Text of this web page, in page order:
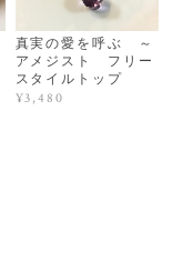
真実の愛を呼ぶ ～
アメジスト フリー
スタイルトップ
¥3,480